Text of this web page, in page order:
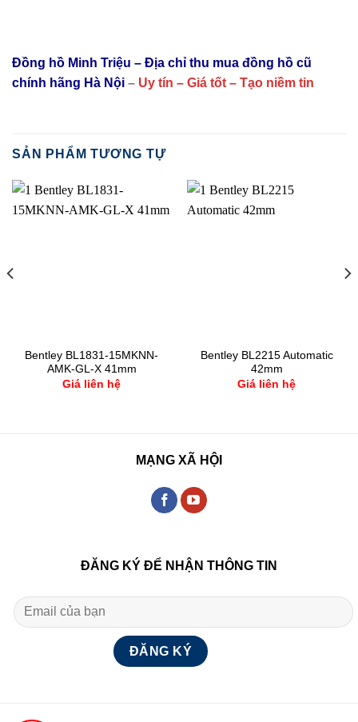
Đồng hồ Minh Triệu – Địa chỉ thu mua đồng hồ cũ
chính hãng Hà Nội – Uy tín – Giá tốt – Tạo niềm tin
SẢN PHẨM TƯƠNG TỰ
Bentley BL1831-15MKNN-
AMK-GL-X 41mm
Giá liên hệ
Bentley BL2215 Automatic
42mm
Giá liên hệ
MẠNG XÃ HỘI
ĐĂNG KÝ ĐỂ NHẬN THÔNG TIN